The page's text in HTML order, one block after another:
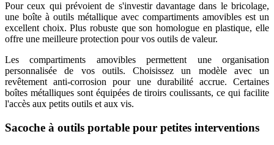
Pour ceux qui prévoient de s'investir davantage dans le bricolage,
une boîte à outils métallique avec compartiments amovibles est un
excellent choix. Plus robuste que son homologue en plastique, elle
offre une meilleure protection pour vos outils de valeur.
Les compartiments amovibles permettent une organisation
personnalisée de vos outils. Choisissez un modèle avec un
revêtement anti-corrosion pour une durabilité accrue. Certaines
boîtes métalliques sont équipées de tiroirs coulissants, ce qui facilite
l'accès aux petits outils et aux vis.
Sacoche à outils portable pour petites interventions